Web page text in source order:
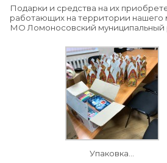
Подарки и средства на их
работающих на территории нашего
МО Ломоносовский муниципальный
Упаковка…